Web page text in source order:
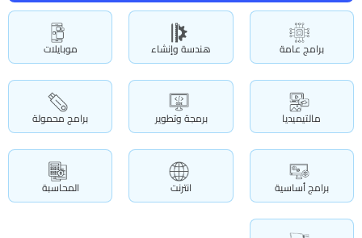
برامج عامة هندسة وإنشاء موبايلات
مالتيميديا برمجة وتطوير برامج محمولة
برامج أساسية انترنت المحاسبة